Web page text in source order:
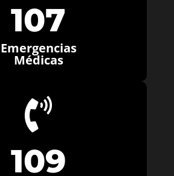
107
Emergencias
Médicas

109